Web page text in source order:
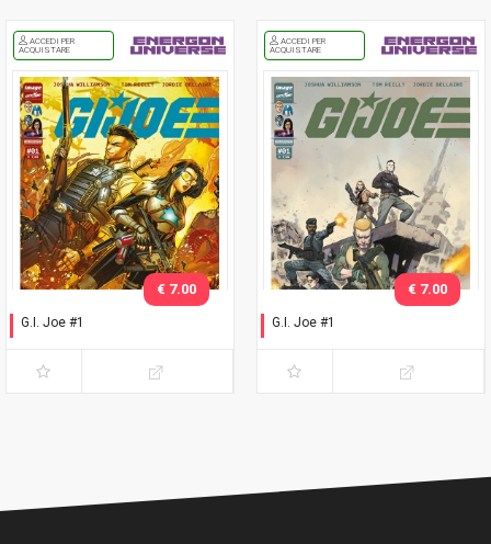
ACCEDI PER
ACQUISTARE
G.I. Joe #1
€ 7.00
ACCEDI PER
ACQUISTARE
G.I. Joe #1
Modena 2025
€ 7.00